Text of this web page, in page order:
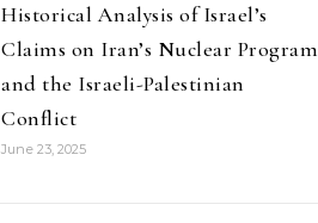
Historical Analysis of Israel’s
Claims on Iran’s Nuclear Program
and the Israeli-Palestinian
Conflict
June 23, 2025